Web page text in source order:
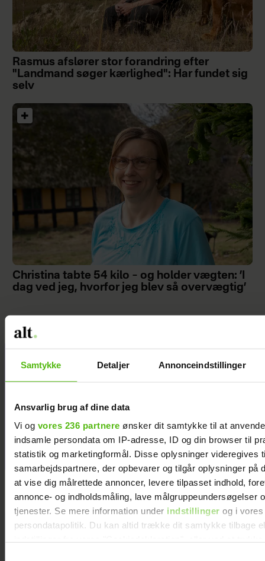
Samtykke Detaljer Annonceindstillinger
Ansvarlig brug af dine data
Vi og vores 236 partnere ønsker dit samtykke til at
indsamle persondata om IP-adresse, ID og din browser til
statistik og marketingformål. Disse oplysninger videregives
samarbejdspartnere, der opbevarer og tilgår oplysninger på
at vise dig målrettede annoncer, levere tilpasset indhold,
annonce- og indholdsmåling, lave målgruppeundersøgelser
tjenester. Se mere information under indstillinger og i vores
persondatapolitik. Du kan altid trække dit samtykke tilbage
Rasmus afslører stor forandring efter
"Landmand søger kærlighed": Har fundet sig
selv
Christina tabte 54 kilo – og holder vægten: ’I
dag ved jeg, hvorfor jeg blev så overvægtig’
Jeg valgte at
fik jeg et chok